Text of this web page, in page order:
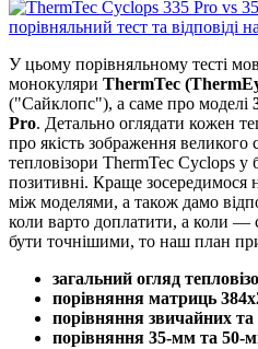
У цьому порівняльному тесті
монокуляри ThermTec
("Сайклопс"), а саме про моделі
Pro. Детально оглядати кожен
про якість зображення
тепловізори ThermTec Cyclops у
позитивні. Краще зосередимося
між моделями, а також дамо
коли варто доплатити, а коли —
бути точнішими, то наш план
загальний огляд
порівняння матриць
порівняння звичайних та
порівняння 35-мм та 50-